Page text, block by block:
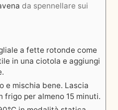
da spennellare sui
a fette rotonde come
in una ciotola e aggiungi
e mischia bene. Lascia
frigo per almeno 15 minuti.